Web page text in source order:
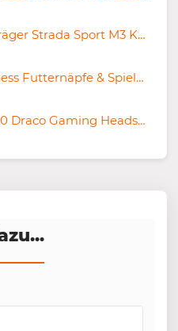
🚴 Atera Fahrradträger Strada Sport M3 Kupplungsträger für 337,48€ (statt 469€)
🐶 2 für 1 auf Dogness Futternäpfe & Spielbälle – z.B. 2x Katzen-Spielball 14,98€ (statt 40€)
🎧 Creative HS-880 Draco Gaming Headset für 9,99€ (statt neu 20€) – B-Ware